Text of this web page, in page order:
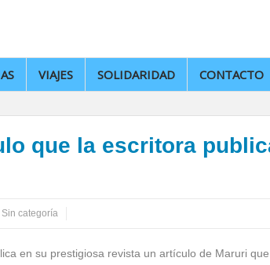
VIAJES SOLIDARIDAD CONTACTO
que la escritora
Sin categoría
en su prestigiosa revista un artículo de Maruri